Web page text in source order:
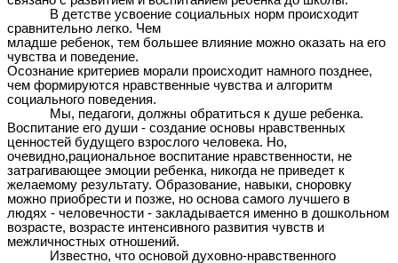
В детстве усвоение социальных норм происходит
сравнительно легко. Чем
младше ребенок, тем большее влияние можно оказать на его
чувства и поведение.
Осознание критериев морали происходит намного позднее,
чем формируются нравственные чувства и алгоритм
социального поведения.
Мы, педагоги, должны обратиться к душе ребенка.
Воспитание его души - создание основы нравственных
ценностей будущего взрослого человека. Но,
очевидно,рациональное воспитание нравственности, не
затрагивающее эмоции ребенка, никогда не приведет к
желаемому результату. Образование, навыки, сноровку
можно приобрести и позже, но основа самого лучшего в
людях - человечности - закладывается именно в дошкольном
возрасте, возрасте интенсивного развития чувств и
межличностных отношений.
Известно, что основой духовно-нравственного